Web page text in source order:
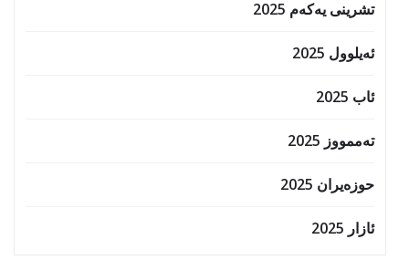
تشرینی یەکەم 2025
ئەیلوول 2025
ئاب 2025
تەممووز 2025
حوزه‌یران 2025
ئازار 2025